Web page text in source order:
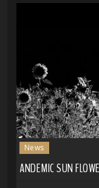
News
ANDEMIC SUN